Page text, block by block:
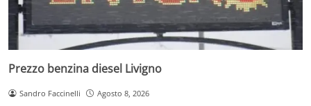
Prezzo benzina diesel Livigno
Sandro Faccinelli Agosto 8, 2026